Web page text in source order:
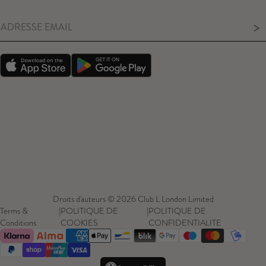
>
Droits d'auteurs © 2026 Club L London Limited
Terms &
Conditions
|POLITIQUE DE
COOKIES
|POLITIQUE DE
CONFIDENTIALITE